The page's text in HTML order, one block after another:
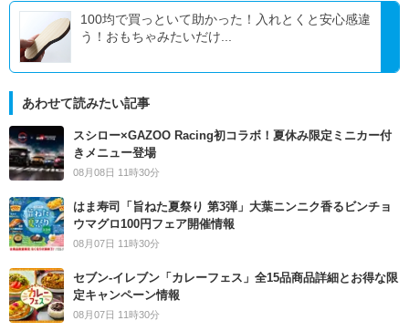
100均で買っといて助かった！入れとくと安心感違
う！おもちゃみたいだけ...
あわせて読みたい記事
スシロー×GAZOO Racing初コラボ！夏休み限定ミニカー付
きメニュー登場
08月08日 11時30分
はま寿司「旨ねた夏祭り 第3弾」大葉ニンニク香るビンチョ
ウマグロ100円フェア開催情報
08月07日 11時30分
セブン‐イレブン「カレーフェス」全15品商品詳細とお得な限
定キャンペーン情報
08月07日 11時30分